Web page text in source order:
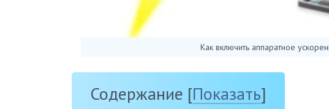
Как включить аппаратное
Содержание [Показать]